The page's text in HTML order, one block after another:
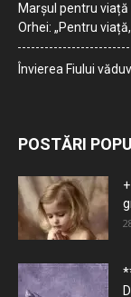
Marșul pentru viață
Orhei: „Pentru
Învierea Fiului
POSTĂRI